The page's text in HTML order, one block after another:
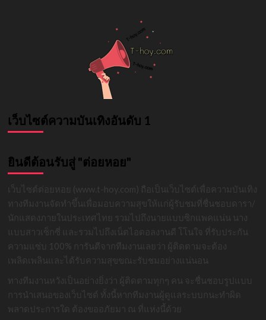
เว็บไซต์ความบันเทิงอันดับ 1
ยินดีต้อนรับสู่ "ต่อยหอย"
เว็บไซต์ต่อยหอย (www.t-hoy.com) ถือเป็นเว็บไซต์เพื่อความบันเทิง
ทางทีมงานจัดทำขึ้นเพื่อมอบความสุขให้แก่ผู้รับชมที่ชื่นชอบดารา/
นักแสดงภายในประเทศไทย รวมไปถึงนายแบบซิกแพคแน่น นาง
แบบสาวเซ็กซี่ และรวมไปถึงเน็ตไอดอลงานดี โโนใจ ที่รับประกัน
ความแซ่บ 100% การันตีจากทีมงานเลยว่า ผู้ติดตามจะต้อง
เพลิดเพลินและได้รับความสุขขณะรับชมอย่างแน่นอน
ทางทีมงานหวังเป็นอย่างยิ่งว่า ผู้ติดตามทุกๆ คน จะชื่นชอบรูปแบบ
การนำเสนอของเว็บไซต์ ทั้งนี้หากทีมงานผู้ดูแลระบบกนะทำผิด
พลาดประการใด ต้องขออภัยมา ณ ที่แห่งนี้ด้วย